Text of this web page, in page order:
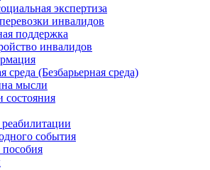
экспертиза
инвалидов
поддержка
инвалидов
среда (Безбарьерная среда)
мысли
состояния
события